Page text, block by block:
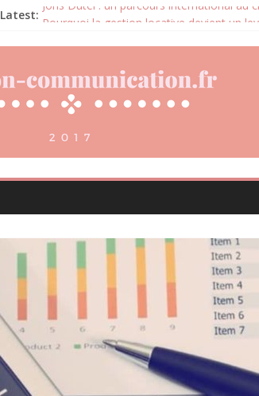
Latest: Joris Dutel : un parcours international au
Daniel Moquet : quand les avis clients
Agria : une assurance santé animale
Denis Bouclon : l’éducation, la diplomatie